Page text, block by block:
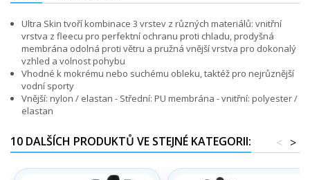
Ultra Skin tvoří kombinace 3 vrstev z různých materiálů: vnitřní
vrstva z fleecu pro perfektní ochranu proti chladu, prodyšná
membrána odolná proti větru a pružná vnější vrstva pro dokonalý
vzhled a volnost pohybu
Vhodné k mokrému nebo suchému obleku, taktéž pro nejrůznější
vodní sporty
Vnější: nylon / elastan - Střední: PU membrána - vnitřní: polyester /
elastan
10 DALŠÍCH PRODUKTŮ VE STEJNÉ KATEGORII: >
<